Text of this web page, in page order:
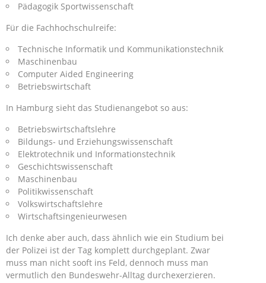
Pädagogik Sportwissenschaft
Für die Fachhochschulreife:
Technische Informatik und Kommunikationstechnik
Maschinenbau
Computer Aided Engineering
Betriebswirtschaft
In Hamburg sieht das Studienangebot so aus:
Betriebswirtschaftslehre
Bildungs- und Erziehungswissenschaft
Elektrotechnik und Informationstechnik
Geschichtswissenschaft
Maschinenbau
Politikwissenschaft
Volkswirtschaftslehre
Wirtschaftsingenieurwesen
Ich denke aber auch, dass ähnlich wie ein Studium bei
der Polizei ist der Tag komplett durchgeplant. Zwar
muss man nicht sooft ins Feld, dennoch muss man
vermutlich den Bundeswehr-Alltag durchexerzieren.